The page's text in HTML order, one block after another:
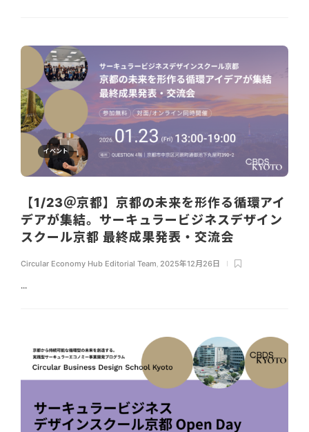
イベント
【1/23＠京都】京都の未来を形作る循環アイ
デアが集結。サーキュラービジネスデザイン
スクール京都 最終成果発表・交流会
Circular Economy Hub Editorial Team 2025年12月26日
...